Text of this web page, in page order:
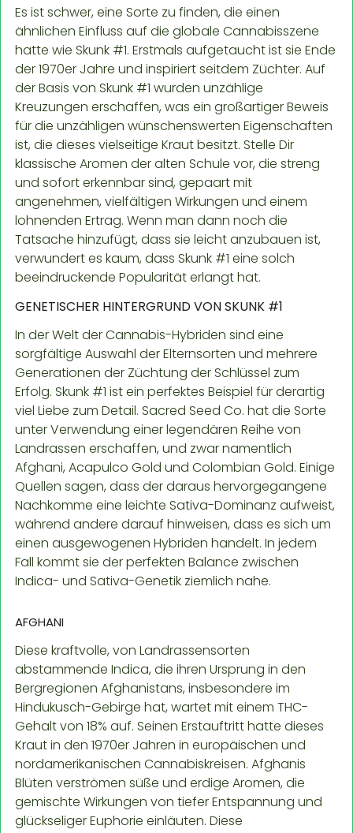
Es ist schwer, eine Sorte zu finden, die einen
ähnlichen Einfluss auf die globale Cannabisszene
hatte wie Skunk #1. Erstmals aufgetaucht ist sie Ende
der 1970er Jahre und inspiriert seitdem Züchter. Auf
der Basis von Skunk #1 wurden unzählige
Kreuzungen erschaffen, was ein großartiger Beweis
für die unzähligen wünschenswerten Eigenschaften
ist, die dieses vielseitige Kraut besitzt. Stelle Dir
klassische Aromen der alten Schule vor, die streng
und sofort erkennbar sind, gepaart mit
angenehmen, vielfältigen Wirkungen und einem
lohnenden Ertrag. Wenn man dann noch die
Tatsache hinzufügt, dass sie leicht anzubauen ist,
verwundert es kaum, dass Skunk #1 eine solch
beeindruckende Popularität erlangt hat.
GENETISCHER HINTERGRUND VON SKUNK #1
In der Welt der Cannabis-Hybriden sind eine
sorgfältige Auswahl der Elternsorten und mehrere
Generationen der Züchtung der Schlüssel zum
Erfolg. Skunk #1 ist ein perfektes Beispiel für derartig
viel Liebe zum Detail. Sacred Seed Co. hat die Sorte
unter Verwendung einer legendären Reihe von
Landrassen erschaffen, und zwar namentlich
Afghani, Acapulco Gold und Colombian Gold. Einige
Quellen sagen, dass der daraus hervorgegangene
Nachkomme eine leichte Sativa-Dominanz aufweist,
während andere darauf hinweisen, dass es sich um
einen ausgewogenen Hybriden handelt. In jedem
Fall kommt sie der perfekten Balance zwischen
Indica- und Sativa-Genetik ziemlich nahe.
AFGHANI
Diese kraftvolle, von Landrassensorten
abstammende Indica, die ihren Ursprung in den
Bergregionen Afghanistans, insbesondere im
Hindukusch-Gebirge hat, wartet mit einem THC-
Gehalt von 18% auf. Seinen Erstauftritt hatte dieses
Kraut in den 1970er Jahren in europäischen und
nordamerikanischen Cannabiskreisen. Afghanis
Blüten verströmen süße und erdige Aromen, die
gemischte Wirkungen von tiefer Entspannung und
glückseliger Euphorie einläuten. Diese